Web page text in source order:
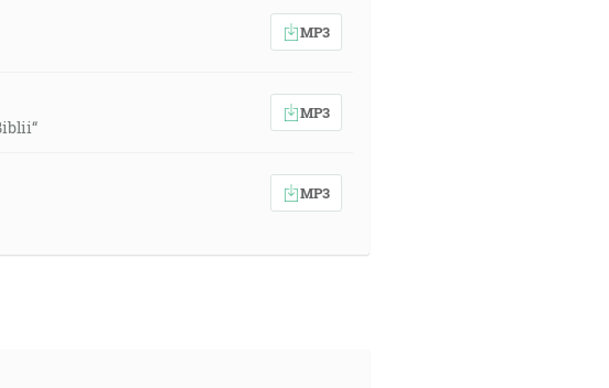
MP3
MP3
MP3